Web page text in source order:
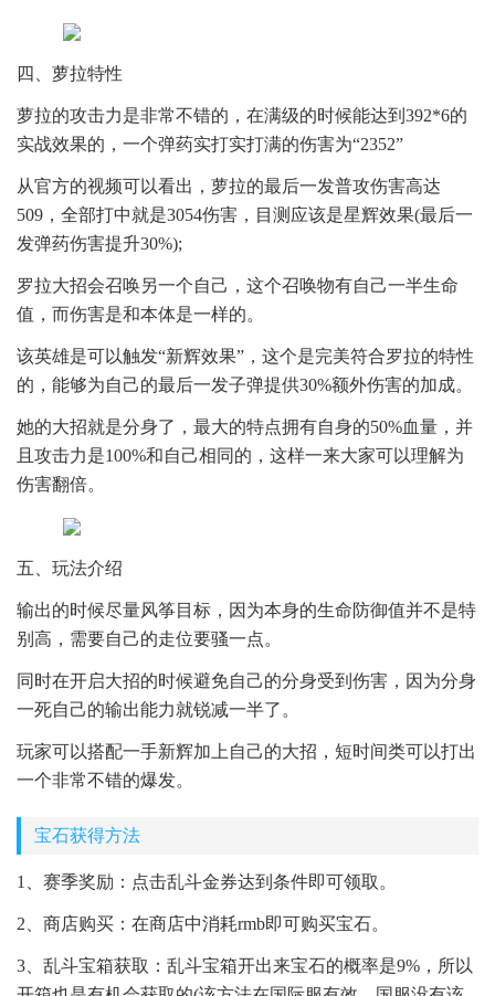
四、萝拉特性
萝拉的攻击力是非常不错的，在满级的时候能达到392*6的
实战效果的，一个弹药实打实打满的伤害为“2352”
从官方的视频可以看出，萝拉的最后一发普攻伤害高达
509，全部打中就是3054伤害，目测应该是星辉效果(最后一
发弹药伤害提升30%);
罗拉大招会召唤另一个自己，这个召唤物有自己一半生命
值，而伤害是和本体是一样的。
该英雄是可以触发“新辉效果”，这个是完美符合罗拉的特性
的，能够为自己的最后一发子弹提供30%额外伤害的加成。
她的大招就是分身了，最大的特点拥有自身的50%血量，并
且攻击力是100%和自己相同的，这样一来大家可以理解为
伤害翻倍。
五、玩法介绍
输出的时候尽量风筝目标，因为本身的生命防御值并不是特
别高，需要自己的走位要骚一点。
同时在开启大招的时候避免自己的分身受到伤害，因为分身
一死自己的输出能力就锐减一半了。
玩家可以搭配一手新辉加上自己的大招，短时间类可以打出
一个非常不错的爆发。
宝石获得方法
1、赛季奖励：点击乱斗金券达到条件即可领取。
2、商店购买：在商店中消耗rmb即可购买宝石。
3、乱斗宝箱获取：乱斗宝箱开出来宝石的概率是9%，所以